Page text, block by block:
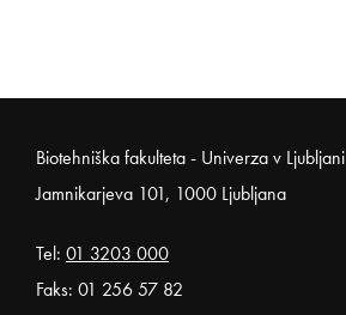
Noga strani
Biotehniška fakulteta - Univerza v Ljubljani
Jamnikarjeva 101, 1000 Ljubljana
Tel: 01 3203 000
Faks: 01 256 57 82